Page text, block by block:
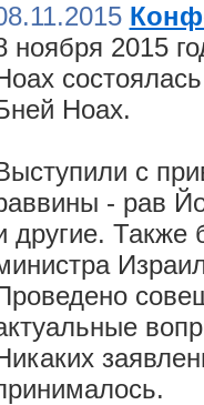
ноября 2015
Ноах.
с
- рав
другие. Также